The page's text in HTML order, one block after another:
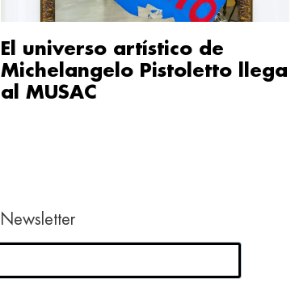
El universo artístico de
Michelangelo Pistoletto llega
al MUSAC
Newsletter